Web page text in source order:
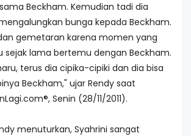
Beckham. Kemudian tadi dia
bunga kepada Beckham.
gemetaran karena momen yang
sejak lama bertemu dengan Beckham.
terus dia cipika-cipiki dan dia bisa
Beckham," ujar Rendy saat
Senin (28/11/2011).
menuturkan, Syahrini sangat